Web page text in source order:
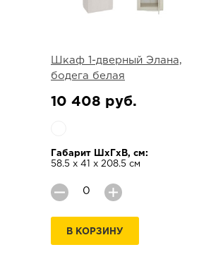
Шкаф 1-дверный Элана,
бодега белая
10 408 руб.
Габарит ШхГхВ, см:
58.5 х 41 х 208.5 см
В КОРЗИНУ